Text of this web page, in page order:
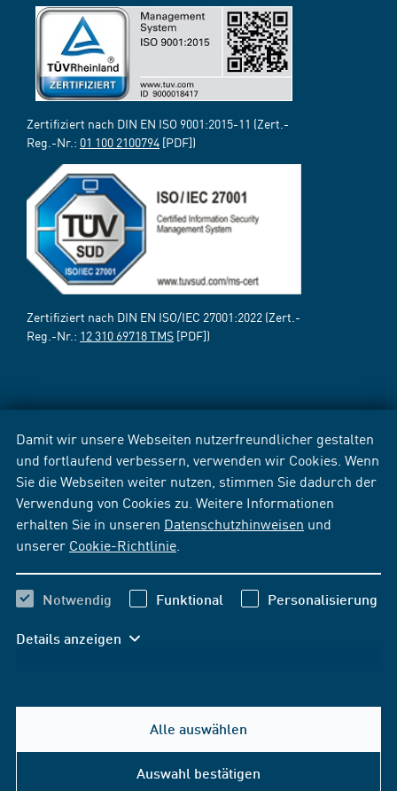
Damit wir unsere Webseiten nutzerfreundlicher gestalten
und fortlaufend verbessern, verwenden wir Cookies. Wenn
Sie die Webseiten weiter nutzen, stimmen Sie dadurch der
Verwendung von Cookies zu. Weitere Informationen
erhalten Sie in unseren Datenschutzhinweisen und
unserer Cookie-Richtlinie
Notwendig Funktional Personalisierung
Details anzeigen
Alle auswählen
Auswahl bestätigen
Zertifiziert nach DIN EN ISO 9001:2015-11 (Zert.-
Reg.-Nr.: 01 100 2100794 [PDF])
Zertifiziert nach DIN EN ISO/IEC 27001:2022 (Zert.-
Reg.-Nr.: 12 310 69718 TMS [PDF])